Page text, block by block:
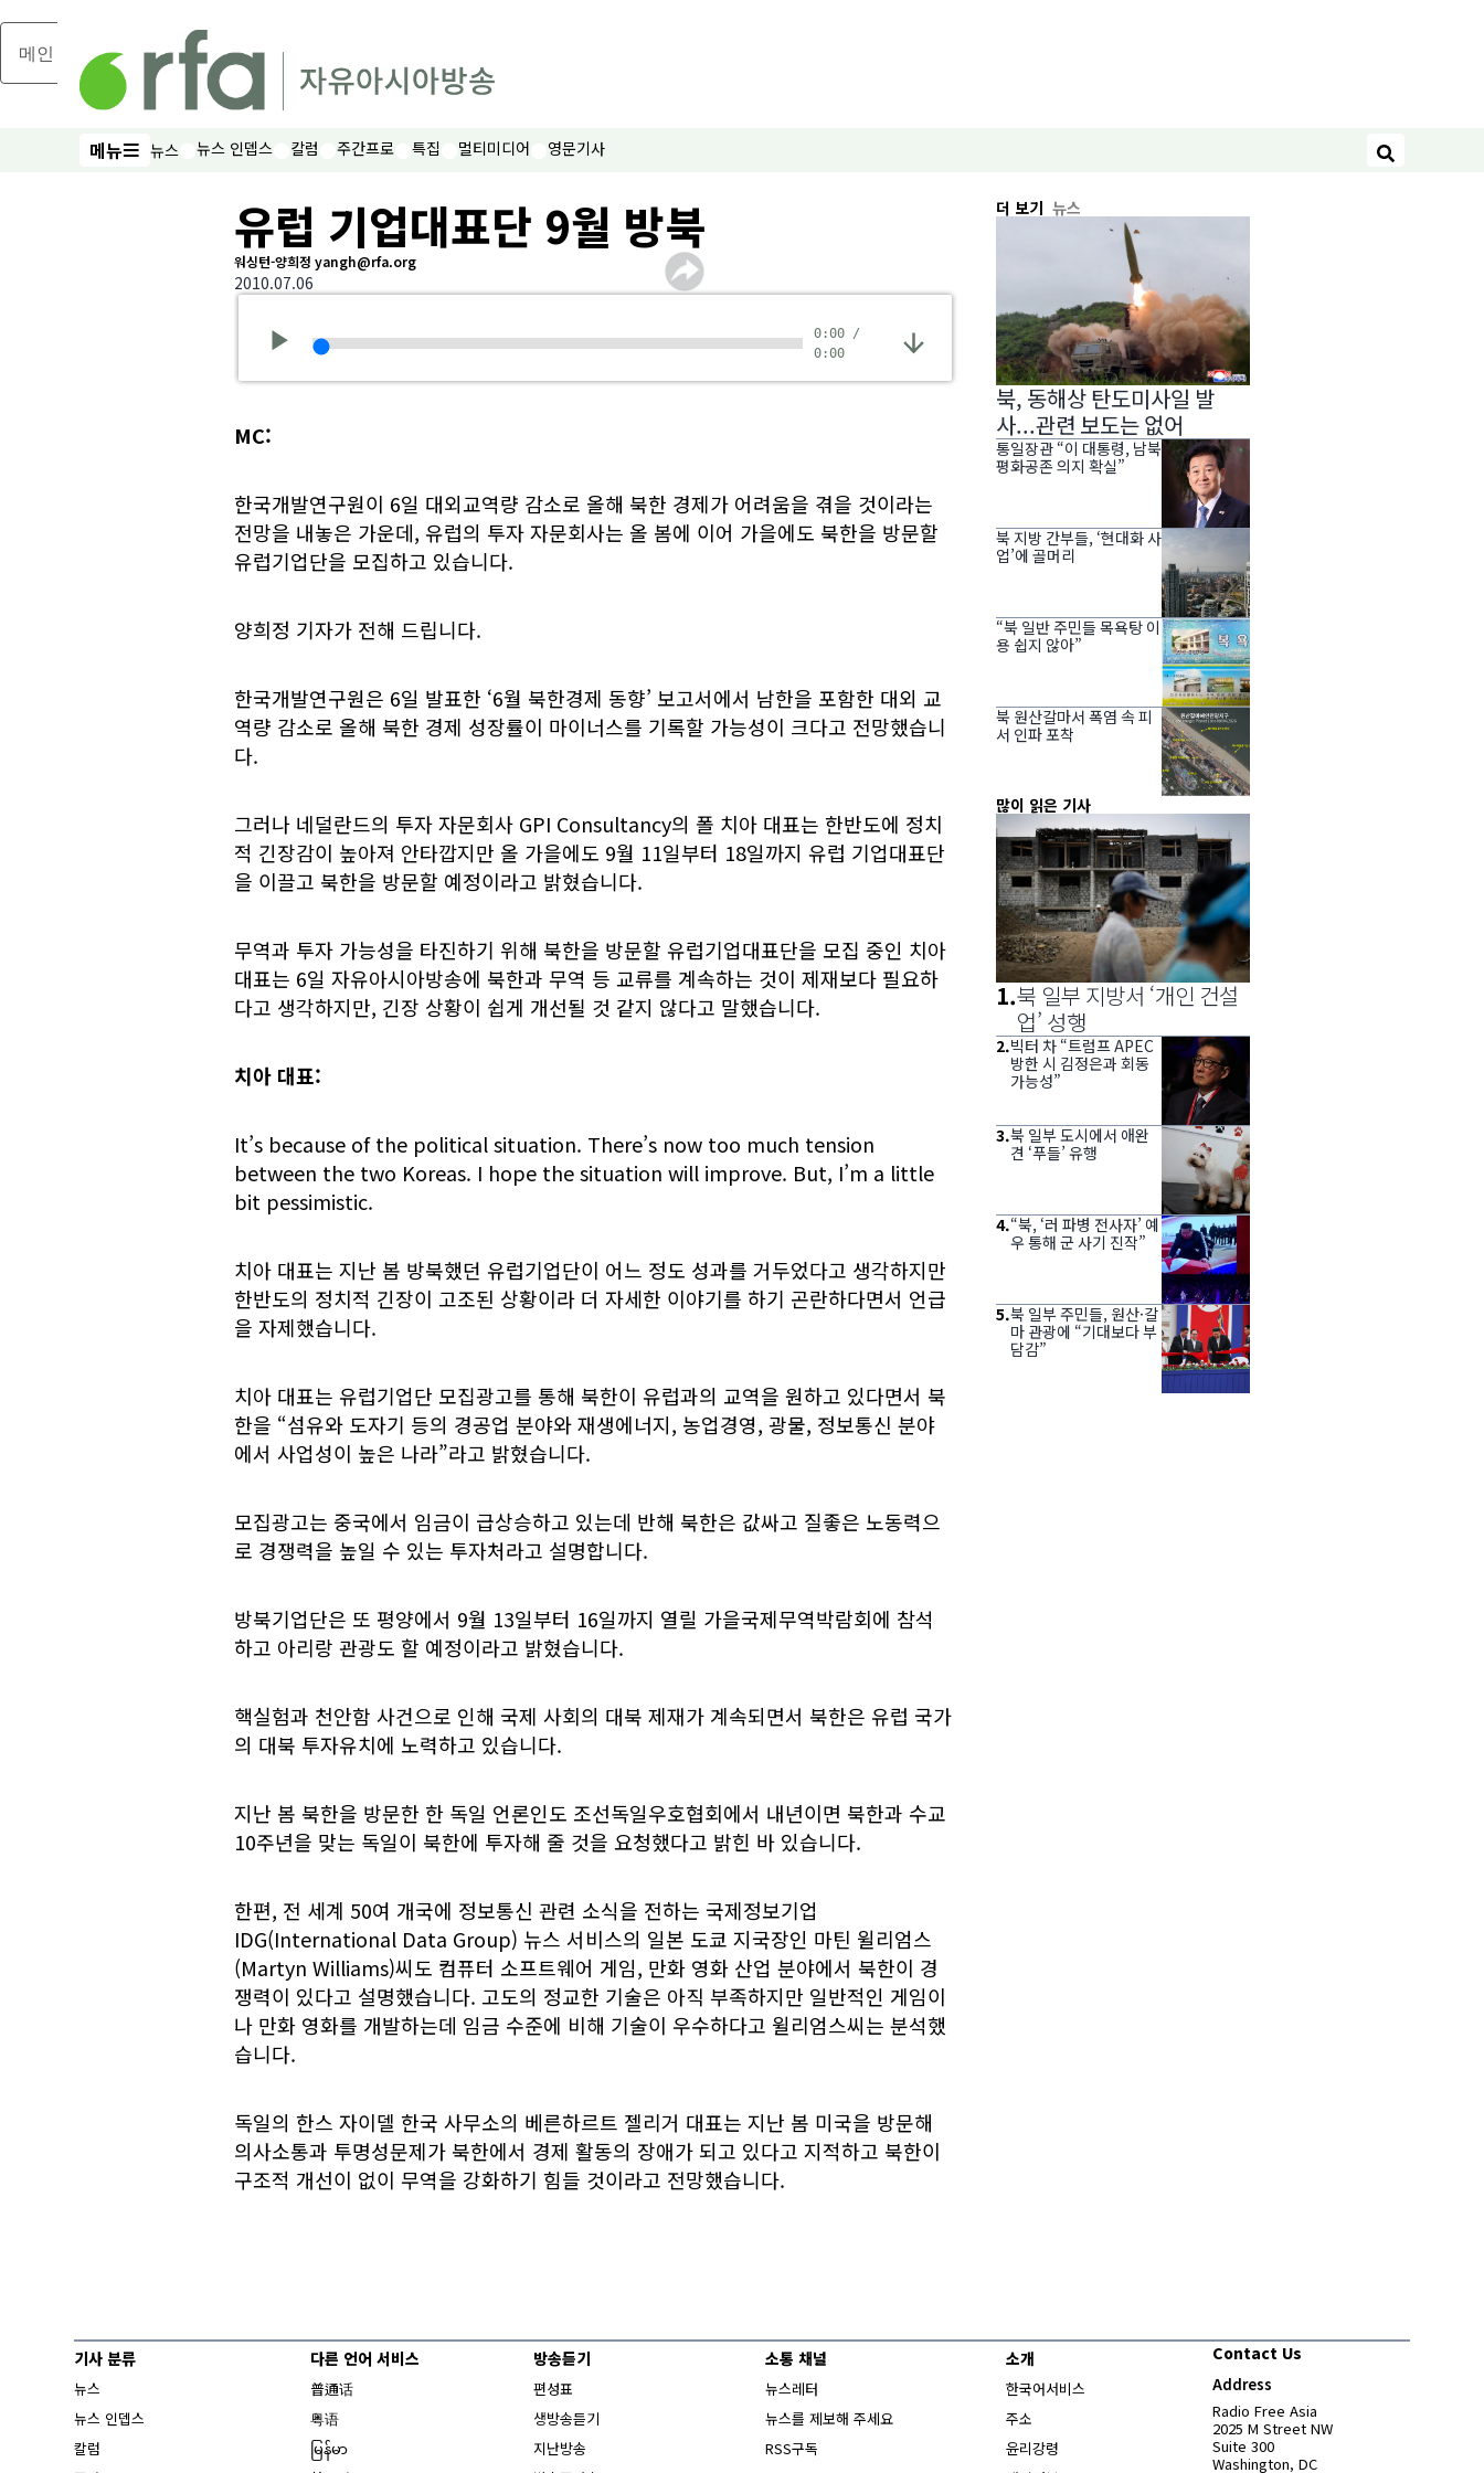
메인 콘텐츠로 건너뛰기
메뉴
메뉴 뉴스 뉴스 인뎁스 칼럼 주간프로 특집 멀티미디어 영문기사
검색
유럽 기업대표단 9월 방북
워싱턴-양희정 yangh@rfa.org
2010.07.06
0:00 /
0:00
MC:
한국개발연구원이 6일 대외교역량 감소로 올해 북한 경제가 어려움을 겪을 것이라는
전망을 내놓은 가운데, 유럽의 투자 자문회사는 올 봄에 이어 가을에도 북한을 방문할
유럽기업단을 모집하고 있습니다.
양희정 기자가 전해 드립니다.
한국개발연구원은 6일 발표한 ‘6월 북한경제 동향’ 보고서에서 남한을 포함한 대외 교
역량 감소로 올해 북한 경제 성장률이 마이너스를 기록할 가능성이 크다고 전망했습니
다.
그러나 네덜란드의 투자 자문회사 GPI Consultancy의 폴 치아 대표는 한반도에 정치
적 긴장감이 높아져 안타깝지만 올 가을에도 9월 11일부터 18일까지 유럽 기업대표단
을 이끌고 북한을 방문할 예정이라고 밝혔습니다.
무역과 투자 가능성을 타진하기 위해 북한을 방문할 유럽기업대표단을 모집 중인 치아
대표는 6일 자유아시아방송에 북한과 무역 등 교류를 계속하는 것이 제재보다 필요하
다고 생각하지만, 긴장 상황이 쉽게 개선될 것 같지 않다고 말했습니다.
치아 대표:
It’s because of the political situation. There’s now too much tension
between the two Koreas. I hope the situation will improve. But, I’m a little
bit pessimistic.
치아 대표는 지난 봄 방북했던 유럽기업단이 어느 정도 성과를 거두었다고 생각하지만
한반도의 정치적 긴장이 고조된 상황이라 더 자세한 이야기를 하기 곤란하다면서 언급
을 자제했습니다.
치아 대표는 유럽기업단 모집광고를 통해 북한이 유럽과의 교역을 원하고 있다면서 북
한을 “섬유와 도자기 등의 경공업 분야와 재생에너지, 농업경영, 광물, 정보통신 분야
에서 사업성이 높은 나라”라고 밝혔습니다.
모집광고는 중국에서 임금이 급상승하고 있는데 반해 북한은 값싸고 질좋은 노동력으
로 경쟁력을 높일 수 있는 투자처라고 설명합니다.
방북기업단은 또 평양에서 9월 13일부터 16일까지 열릴 가을국제무역박람회에 참석
하고 아리랑 관광도 할 예정이라고 밝혔습니다.
핵실험과 천안함 사건으로 인해 국제 사회의 대북 제재가 계속되면서 북한은 유럽 국가
의 대북 투자유치에 노력하고 있습니다.
지난 봄 북한을 방문한 한 독일 언론인도 조선독일우호협회에서 내년이면 북한과 수교
10주년을 맞는 독일이 북한에 투자해 줄 것을 요청했다고 밝힌 바 있습니다.
한편, 전 세계 50여 개국에 정보통신 관련 소식을 전하는 국제정보기업
IDG(International Data Group) 뉴스 서비스의 일본 도쿄 지국장인 마틴 윌리엄스
(Martyn Williams)씨도 컴퓨터 소프트웨어 게임, 만화 영화 산업 분야에서 북한이 경
쟁력이 있다고 설명했습니다. 고도의 정교한 기술은 아직 부족하지만 일반적인 게임이
나 만화 영화를 개발하는데 임금 수준에 비해 기술이 우수하다고 윌리엄스씨는 분석했
습니다.
독일의 한스 자이델 한국 사무소의 베른하르트 젤리거 대표는 지난 봄 미국을 방문해
의사소통과 투명성문제가 북한에서 경제 활동의 장애가 되고 있다고 지적하고 북한이
구조적 개선이 없이 무역을 강화하기 힘들 것이라고 전망했습니다.
더 보기 뉴스
북, 동해상 탄도미사일 발
사...관련 보도는 없어
통일장관 “이 대통령, 남북
평화공존 의지 확실”
북 지방 간부들, ‘현대화 사
업’에 골머리
“북 일반 주민들 목욕탕 이
용 쉽지 않아”
북 원산갈마서 폭염 속 피
서 인파 포착
많이 읽은 기사
1.북 일부 지방서 ‘개인 건설
업’ 성행
2.빅터 차 “트럼프 APEC
방한 시 김정은과 회동
가능성”
3.북 일부 도시에서 애완
견 ‘푸들’ 유행
4.“북, ‘러 파병 전사자’ 예
우 통해 군 사기 진작”
5.북 일부 주민들, 원산·갈
마 관광에 “기대보다 부
담감”
기사 분류
뉴스
뉴스 인뎁스
칼럼
다른 언어 서비스
普通话
粤语
မြန်မာ
방송듣기
편성표
생방송듣기
지난방송
소통 채널
뉴스레터
뉴스를 제보해 주세요
RSS구독
소개
한국어서비스
주소
윤리강령
Contact Us
Address
Radio Free Asia
2025 M Street NW
Suite 300
Washington, DC